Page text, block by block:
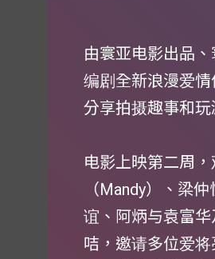
由寰亚电影出品
编剧全新浪漫爱
分享拍摄趣事和玩
电影上映第二周
（Mandy）、梁
谊、阿炳与袁富
咭，邀请多位爱